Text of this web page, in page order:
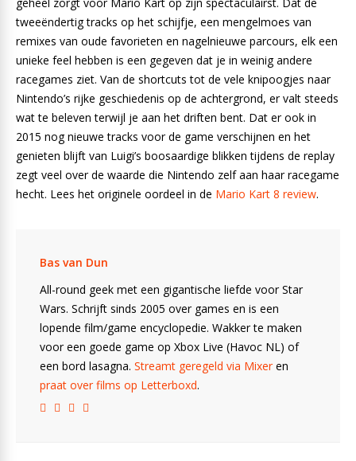
tweeëndertig tracks op het schijfje, een mengelmoes van
remixes van oude favorieten en nagelnieuwe parcours, elk een
unieke feel hebben is een gegeven dat je in weinig andere
racegames ziet. Van de shortcuts tot de vele knipoogjes naar
Nintendo’s rijke geschiedenis op de achtergrond, er valt steeds
wat te beleven terwijl je aan het driften bent. Dat er ook in
2015 nog nieuwe tracks voor de game verschijnen en het
genieten blijft van Luigi’s boosaardige blikken tijdens de replay
zegt veel over de waarde die Nintendo zelf aan haar racegame
hecht. Lees het originele oordeel in de Mario Kart 8 review.
Bas van Dun
All-round geek met een gigantische liefde voor Star
Wars. Schrijft sinds 2005 over games en is een
lopende film/game encyclopedie. Wakker te maken
voor een goede game op Xbox Live (Havoc NL) of
een bord lasagna. Streamt geregeld via Mixeren
praat over films op Letterboxd.